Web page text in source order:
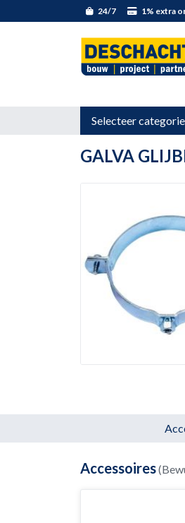
24/7 1% extra
Selecteer categorie
GALVA
Accessoires